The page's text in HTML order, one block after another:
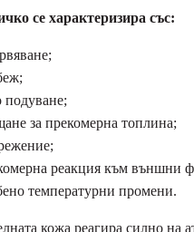
се характеризира със:
подуване;
за прекомерна топлина;
реакция към външни
температурни промени.
кожа реагира силно на